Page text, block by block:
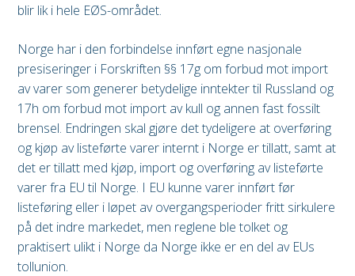
blir lik i hele EØS-området.
Norge har i den forbindelse innført egne nasjonale
presiseringer i Forskriften §§ 17g om forbud mot import
av varer som generer betydelige inntekter til Russland og
17h om forbud mot import av kull og annen fast fossilt
brensel. Endringen skal gjøre det tydeligere at overføring
og kjøp av listeførte varer internt i Norge er tillatt, samt at
det er tillatt med kjøp, import og overføring av listeførte
varer fra EU til Norge. I EU kunne varer innført før
listeføring eller i løpet av overgangsperioder fritt sirkulere
på det indre markedet, men reglene ble tolket og
praktisert ulikt i Norge da Norge ikke er en del av EUs
tollunion.